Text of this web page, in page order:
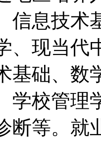
信息技术
、现当代
基础、数
学校管理
断等。就